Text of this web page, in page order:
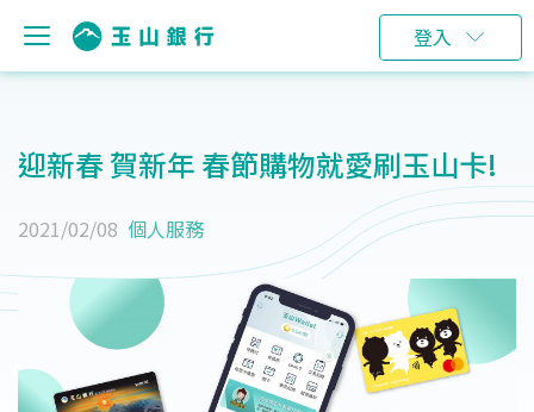
登入
迎新春 賀新年 春節購物就愛刷玉山卡!
2021/02/08 個人服務